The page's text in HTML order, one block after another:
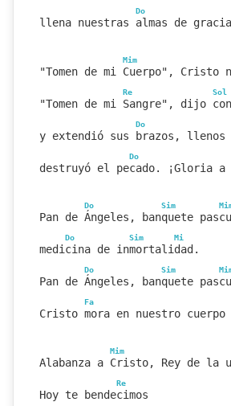
Do
llena nuestras almas de
Mim
"Tomen de mi Cuerpo", Cristo
Re Sol
"Tomen de mi Sangre", dijo
Do
y extendió sus brazos, llenos
Do
destruyó el pecado. ¡Gloria a
Do Sim
Pan de Ángeles, banquete
Do Sim Mi
medicina de inmortalidad.
Do Sim
Pan de Ángeles, banquete
Fa
Cristo mora en nuestro
Mim
Alabanza a Cristo, Rey de la
Re
Hoy te bendecimos